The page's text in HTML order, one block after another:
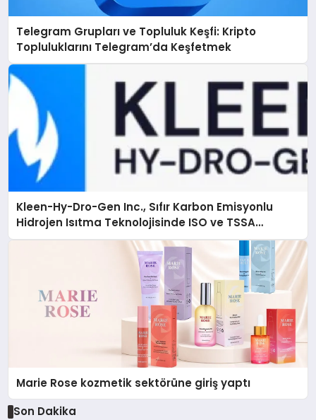
Telegram Grupları ve Topluluk Keşfi: Kripto
Topluluklarını Telegram’da Keşfetmek
Kleen-Hy-Dro-Gen Inc., Sıfır Karbon Emisyonlu
Hidrojen Isıtma Teknolojisinde ISO ve TSSA
Düzenleyici Onaylarını Aldı
Marie Rose kozmetik sektörüne giriş yaptı
Son Dakika